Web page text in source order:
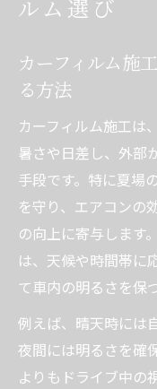
すコツ
調光フィルム
車内の明
カーフィ
調光フィ
訣
カーフィル
車内温度と紫
カーフィ
紫外線カ
ルム選び
カーフィルム施
る方法
カーフィルム施工は
暑さや日差し、外部
手段です。特に夏場
を守り、エアコンの
の向上に寄与します
は、天候や時間帯に
て車内の明るさを保
例えば、晴天時には
夜間には明るさを確
よりもドライブ中の